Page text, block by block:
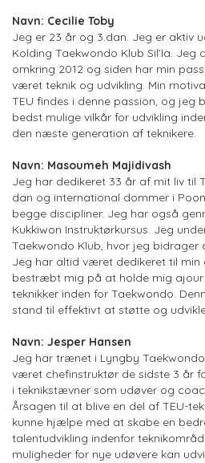
Navn: Cecilie Toby
Jeg er 23 år og 3.dan. Jeg er aktiv
Kolding Taekwondo Klub Sil’la.
omkring 2012 og siden har min
været teknik og udvikling. Min
TEU findes i denne passion, og
bedst mulige vilkår for udvikling
den næste generation af teknikere.
Navn: Masoumeh Majidivash
Jeg har dedikeret 33 år af mit liv til
dan og international dommer i
begge discipliner. Jeg har også
Kukkiwon Instruktørkursus. Jeg
Taekwondo Klub, hvor jeg bidrager
Jeg har altid været dedikeret til min
bestræbt mig på at holde mig
teknikker inden for Taekwondo.
stand til effektivt at støtte og
Navn: Jesper Hansen
Jeg har trænet i Lyngby
været chefinstruktør de sidste 3 år
i teknikstævner som udøver og
Årsagen til at blive en del af TEU-
kunne hjælpe med at skabe en
talentudvikling indenfor
muligheder for nye udøvere kan